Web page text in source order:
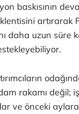
baskısının
artırarak
daha uzun süre
rakamı değil;
ve önceki